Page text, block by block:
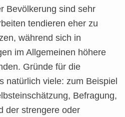
Bevölkerung sind sehr
tendieren eher zu
während sich in
im Allgemeinen höhere
Gründe für die
natürlich viele: zum Beispiel
Befragung,
der strengere oder